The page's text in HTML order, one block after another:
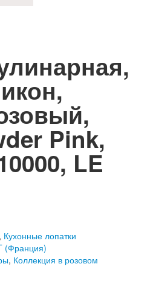
Pink,
LE
, Кухонные лопатки
(Франция)
, Коллекция в розовом